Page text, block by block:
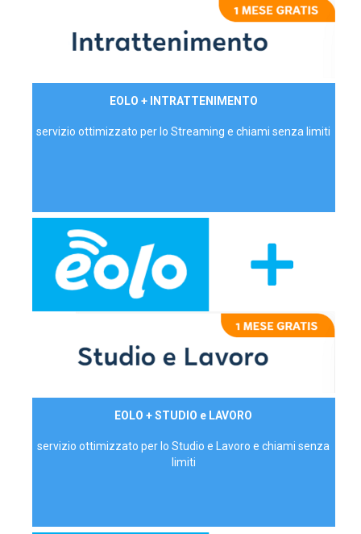
EOLO + INTRATTENIMENTO
servizio ottimizzato per lo Streaming e chiami senza limiti
EOLO + STUDIO e LAVORO
servizio ottimizzato per lo Studio e Lavoro e chiami senza
limiti